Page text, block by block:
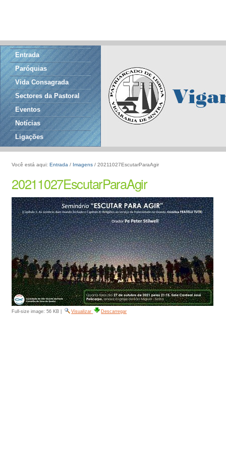
Entrada
Paróquias
Vida Consagrada
Sectores da Pastoral
Eventos
Notícias
Ligações
Você está aqui: Entrada / Imagens / 20211027EscutarParaAgir
20211027EscutarParaAgir
Full-size image: 56 KB | Visualizar Descarregar